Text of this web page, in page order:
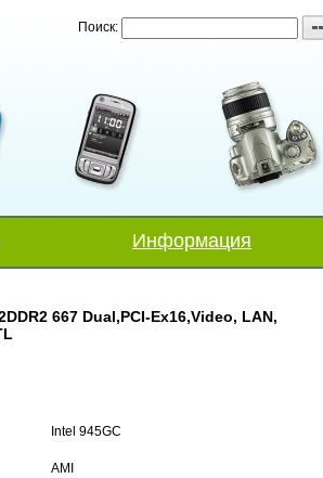
Поиск:
Информация
667 Dual,PCI-Ex16,Video, LAN,
Intel 945GC
AMI